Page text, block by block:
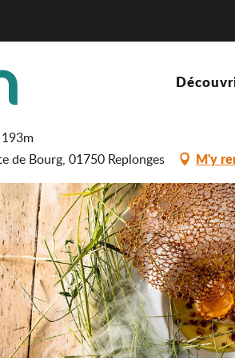
de Bourg, 01750 Replonges
M'y